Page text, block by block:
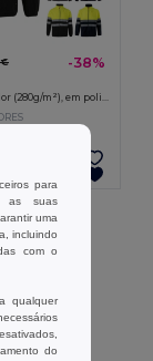
€ -38%
Casaco polar bicolor (280g/m²), em poliéster (100%)
para
as suas
uma
incluindo
com o
qualquer
do